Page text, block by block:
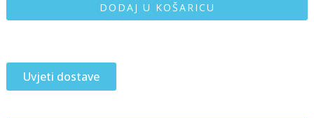
DODAJ U KOŠARICU
Uvjeti dostave